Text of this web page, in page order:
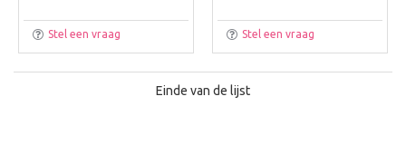
Stel een vraag Stel een vraag
Einde van de lijst